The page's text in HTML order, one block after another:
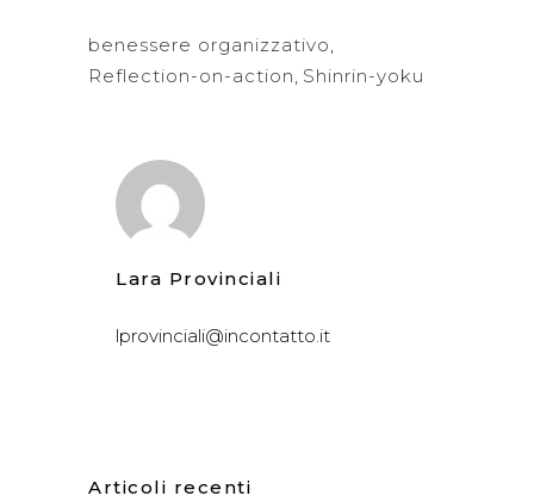
benessere organizzativo,
Reflection-on-action, Shinrin-yoku
Lara Provinciali
lprovinciali@incontatto.it
Articoli recenti